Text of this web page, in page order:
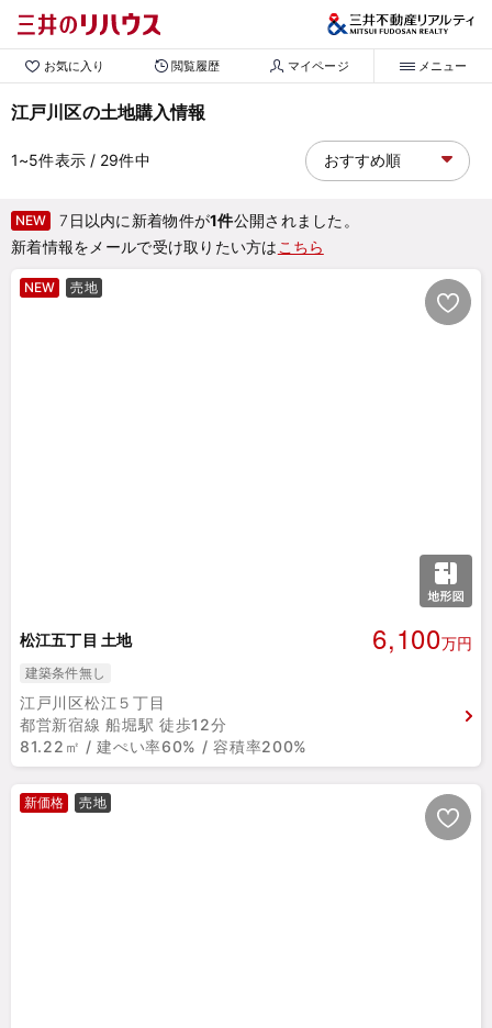
お気に入り 閲覧履歴 マイページ メニュー
江戸川区の土地購入情報
1~5件表示/ 29件中
NEW 7日以内に新着物件が1件公開されました。
新着情報をメールで受け取りたい方は こちら
NEW 売地
松江五丁目 土地 6,100万円
建築条件無し
江戸川区松江５丁目
都営新宿線 船堀駅 徒歩12分
81.22㎡ / 建ぺい率60% / 容積率200%
新価格 売地